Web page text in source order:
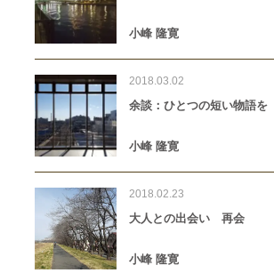
小峰 隆寛
2018.03.02
余談：ひとつの短い物語を
小峰 隆寛
2018.02.23
大人との出会い 再会
小峰 隆寛